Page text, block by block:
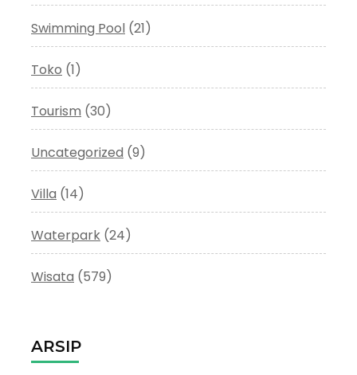
Swimming Pool (21)
Toko (1)
Tourism (30)
Uncategorized (9)
Villa (14)
Waterpark (24)
Wisata (579)
ARSIP